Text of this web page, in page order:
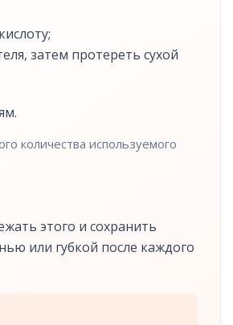
затем протереть сухой
количества используемого
этого и сохранить
или губкой после каждого